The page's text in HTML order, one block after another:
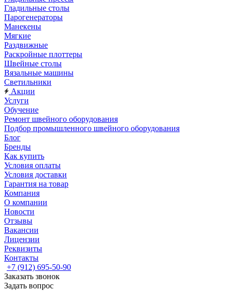
Гладильные столы
Парогенераторы
Манекены
Мягкие
Раздвижные
Раскройные плоттеры
Швейные столы
Вязальные машины
Светильники
Акции
Услуги
Обучение
Ремонт швейного оборудования
Подбор промышленного швейного оборудования
Блог
Бренды
Как купить
Условия оплаты
Условия доставки
Гарантия на товар
Компания
О компании
Новости
Отзывы
Вакансии
Лицензии
Реквизиты
Контакты
+7 (912) 695-50-90
Заказать звонок
Задать вопрос